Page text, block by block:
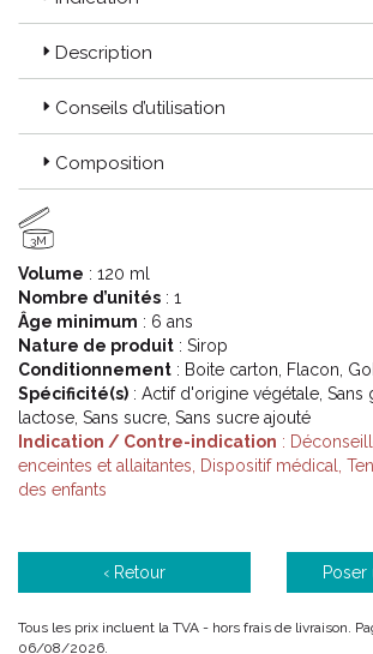
Description
Conseils d’utilisation
Composition
3M
Volume : 120 ml
Nombre d’unités : 1
Âge minimum : 6 ans
Nature de produit : Sirop
Conditionnement : Boite carton, Flacon,
Spécificité(s) : Actif d'origine végétale, Sans
lactose, Sans sucre, Sans sucre ajouté
Indication / Contre-indication :
enceintes et allaitantes, Dispositif médical,
des enfants
‹ Retour Poser
Tous les prix incluent la TVA - hors frais de livraison.
06/08/2026.